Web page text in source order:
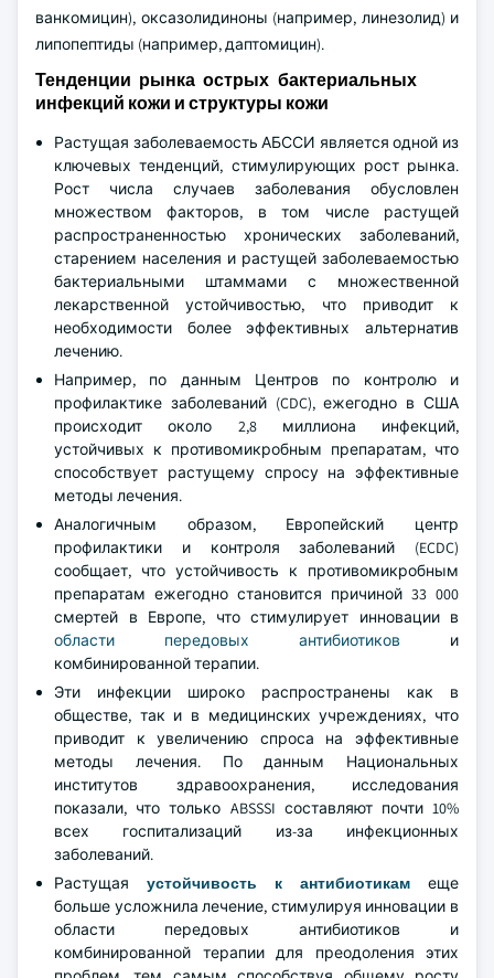
ванкомицин), оксазолидиноны (например, линезолид) и
липопептиды (например, даптомицин).
Тенденции рынка острых бактериальных
инфекций кожи и структуры кожи
Растущая заболеваемость АБССИ является одной из
ключевых тенденций, стимулирующих рост рынка.
Рост числа случаев заболевания обусловлен
множеством факторов, в том числе растущей
распространенностью хронических заболеваний,
старением населения и растущей заболеваемостью
бактериальными штаммами с множественной
лекарственной устойчивостью, что приводит к
необходимости более эффективных альтернатив
лечению.
Например, по данным Центров по контролю и
профилактике заболеваний (CDC), ежегодно в США
происходит около 2,8 миллиона инфекций,
устойчивых к противомикробным препаратам, что
способствует растущему спросу на эффективные
методы лечения.
Аналогичным образом, Европейский центр
профилактики и контроля заболеваний (ECDC)
сообщает, что устойчивость к противомикробным
препаратам ежегодно становится причиной 33 000
смертей в Европе, что стимулирует инновации в
области передовых антибиотиков и
комбинированной терапии.
Эти инфекции широко распространены как в
обществе, так и в медицинских учреждениях, что
приводит к увеличению спроса на эффективные
методы лечения. По данным Национальных
институтов здравоохранения, исследования
показали, что только ABSSSI составляют почти 10%
всех госпитализаций из-за инфекционных
заболеваний.
Растущая устойчивость к антибиотикам еще
больше усложнила лечение, стимулируя инновации в
области передовых антибиотиков и
комбинированной терапии для преодоления этих